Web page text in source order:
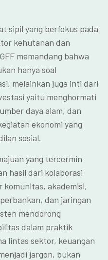
sipil yang berfokus pada
kehutanan dan
memandang bahwa
hanya soal
melainkan juga inti dari
yaitu menghormati
daya alam, dan
ekonomi yang
sosial.
yang tercermin
hasil dari kolaborasi
akademisi,
dan jaringan
mendorong
dalam praktik
lintas sektor, keuangan
jargon, bukan